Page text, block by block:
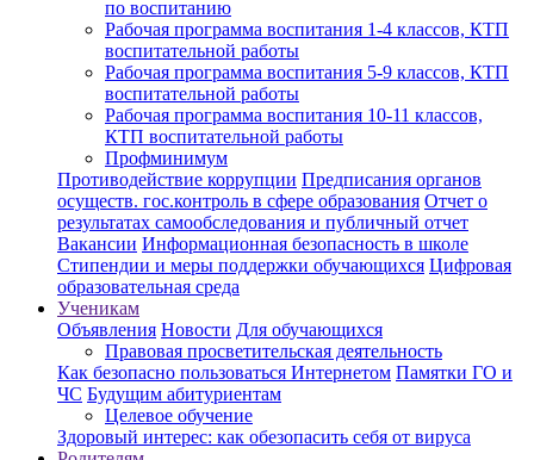
по воспитанию
Рабочая программа воспитания 1-4 классов, КТП
воспитательной работы
Рабочая программа воспитания 5-9 классов, КТП
воспитательной работы
Рабочая программа воспитания 10-11 классов,
КТП воспитательной работы
Профминимум
Противодействие коррупции Предписания органов
осуществ. гос.контроль в сфере образования Отчет о
результатах самообследования и публичный отчет
Вакансии Информационная безопасность в школе
Стипендии и меры поддержки обучающихся Цифровая
образовательная среда
Ученикам
Объявления Новости Для обучающихся
Правовая просветительская деятельность
Как безопасно пользоваться Интернетом Памятки ГО и
ЧС Будущим абитуриентам
Целевое обучение
Здоровый интерес: как обезопасить себя от вируса